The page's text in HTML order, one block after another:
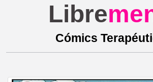
Libre
Cómics